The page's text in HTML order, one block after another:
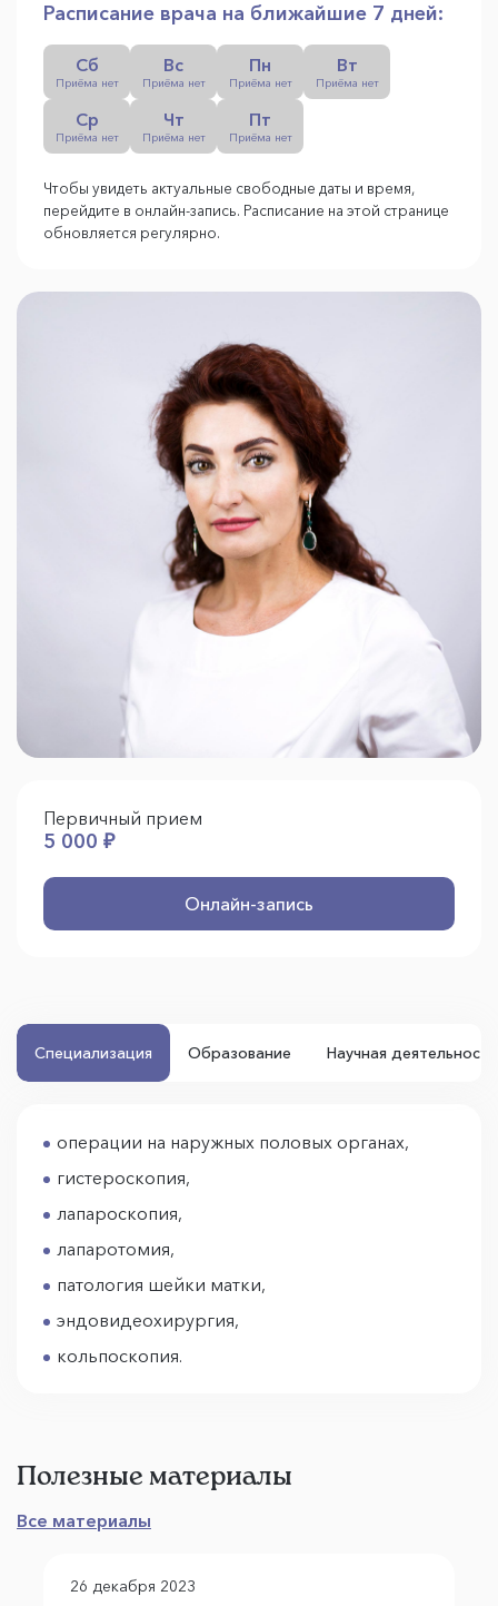
Расписание врача на ближайшие 7 дней:
Сб
Приёма нет
Вс
Приёма нет
Пн
Приёма нет
Вт
Приёма нет
Ср
Приёма нет
Чт
Приёма нет
Пт
Приёма нет
Чтобы увидеть актуальные свободные даты и время,
перейдите в онлайн-запись. Расписание на этой странице
обновляется регулярно.
Первичный прием
5 000 ₽
Онлайн-запись
Специализация Образование Научная деятельность
операции на наружных половых органах,
гистероскопия,
лапароскопия,
лапаротомия,
патология шейки матки,
эндовидеохирургия,
кольпоскопия.
Полезные материалы
Все материалы
26 декабря 2023